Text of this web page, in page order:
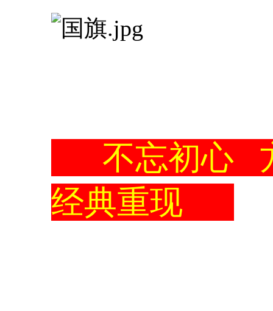
不忘初心
经典重现